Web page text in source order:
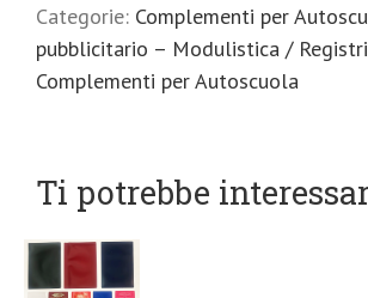
Categorie: Complementi per
pubblicitario – Modulistica /
Complementi per Autoscuola
Ti potrebbe